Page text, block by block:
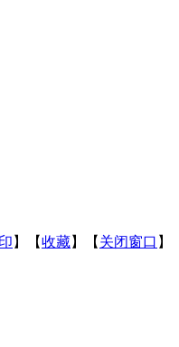
】【收藏】【 关闭窗口 】